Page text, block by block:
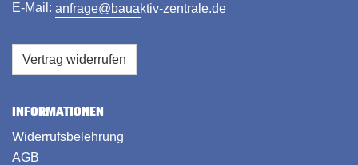
E-Mail: anfrage@bauaktiv-zentrale.de
Vertrag widerrufen
INFORMATIONEN
Widerrufsbelehrung
AGB